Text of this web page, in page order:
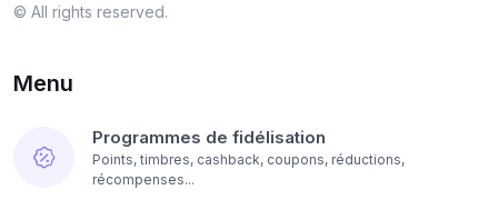
© All rights reserved.
Menu
Programmes de fidélisation
Points, timbres, cashback, coupons, réductions,
récompenses...